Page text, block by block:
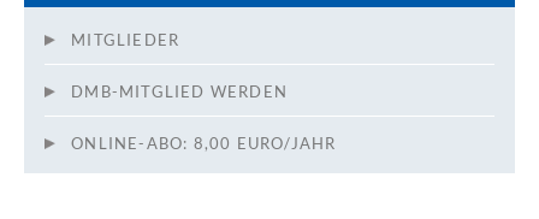
MITGLIEDER
DMB-MITGLIED WERDEN
ONLINE-ABO: 8,00 EURO/JAHR